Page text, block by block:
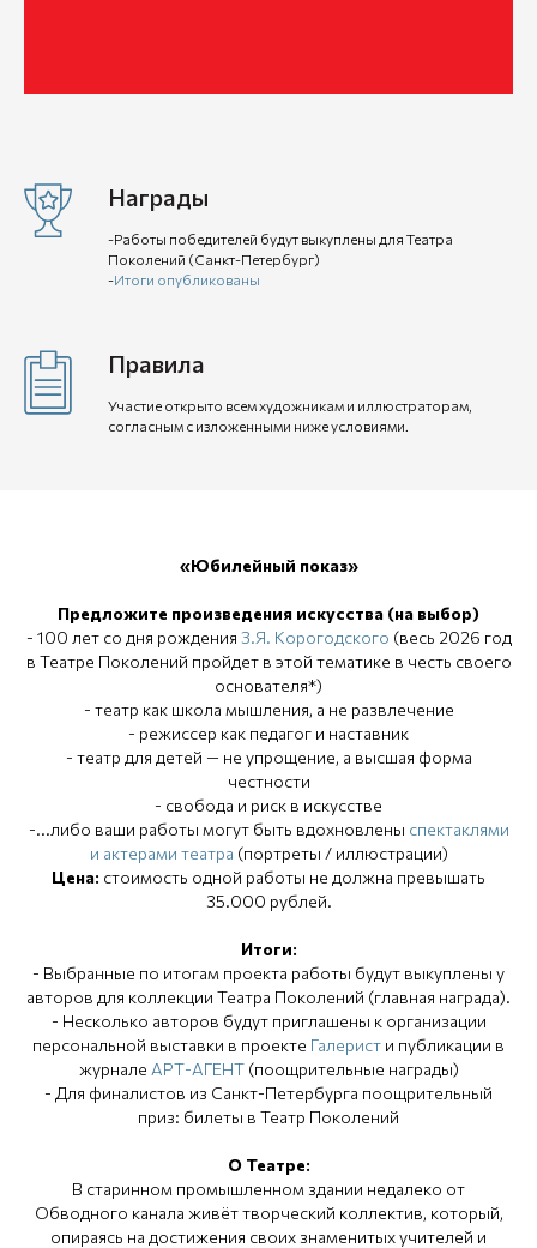
Награды
-Работы победителей будут выкуплены для Театра
Поколений (Санкт-Петербург)
-Итоги опубликованы
Правила
Участие открыто всем художникам и иллюстраторам,
согласным с изложенными ниже условиями.
«Юбилейный показ»
Предложите произведения искусства (на выбор)
- 100 лет со дня рождения З.Я. Корогодского (весь 2026 год
в Театре Поколений пройдет в этой тематике в честь своего
основателя*)
- театр как школа мышления, а не развлечение
- режиссер как педагог и наставник
- театр для детей — не упрощение, а высшая форма
честности
- свобода и риск в искусстве
-...либо ваши работы могут быть вдохновлены спектаклями
и актерами театра (портреты / иллюстрации)
Цена: стоимость одной работы не должна превышать
35.000 рублей.
Итоги:
- Выбранные по итогам проекта работы будут выкуплены у
авторов для коллекции Театра Поколений (главная награда).
- Несколько авторов будут приглашены к организации
персональной выставки в проекте Галерист и публикации в
журнале АРТ-АГЕНТ(поощрительные награды)
- Для финалистов из Санкт-Петербурга поощрительный
приз: билеты в Театр Поколений
О Театре:
В старинном промышленном здании недалеко от
Обводного канала живёт творческий коллектив, который,
опираясь на достижения своих знаменитых учителей и